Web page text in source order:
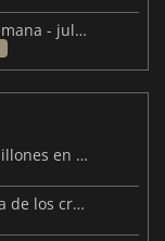
Lanzamientos de videojuegos de esta semana - julio 2026 (semana 31)
Resident Evil Veronica ya supera los 2 millones en listas de deseados
Beast of Reincarnation: la nueva apuesta de los creadores de Pokémon